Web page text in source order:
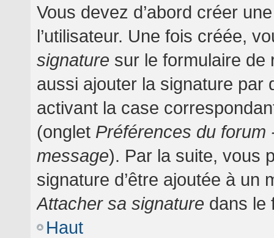
Vous devez d’abord créer
l’utilisateur. Une fois créée,
signature sur le formulaire de
aussi ajouter la signature par
activant la case
(onglet Préférences du
message). Par la suite, vous
signature d’être ajoutée à un
Attacher sa signature dans le
Haut